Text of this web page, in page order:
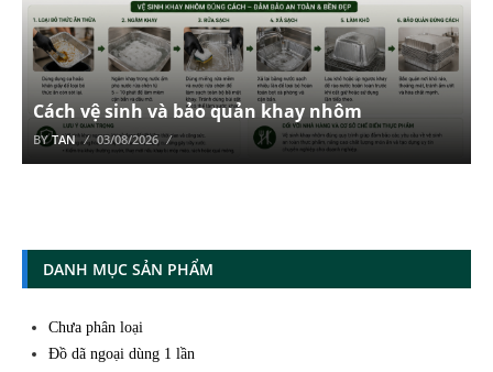
Cách vệ sinh và bảo quản khay nhôm
BYTAN 03/08/2026
DANH MỤC SẢN PHẨM
Chưa phân loại
Đồ dã ngoại dùng 1 lần